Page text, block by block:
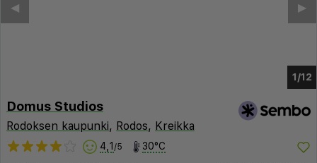
1/8
▶︎
◀︎
Domus Studios
Rodoksen kaupunki, Rodos, Kreikka
4,1 /5 30°C